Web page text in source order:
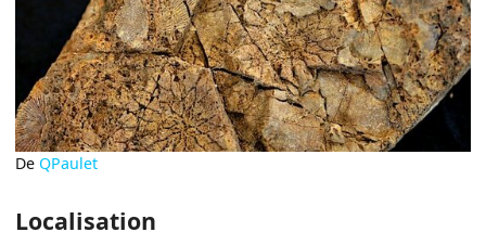
De QPaulet
Localisation